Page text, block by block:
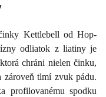
Kettlebell od Hop-
odliatok z liatiny je
chráni nielen činku,
zároveň tlmí zvuk pádu.
profilovanému spodku